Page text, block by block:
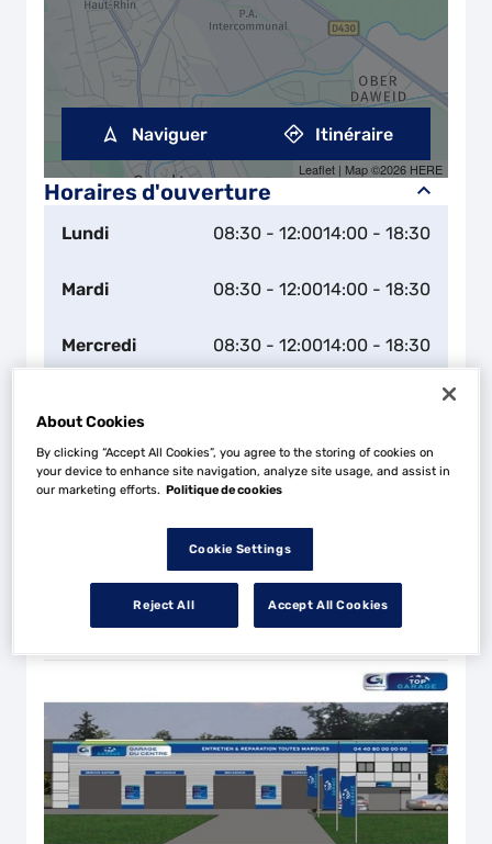
Horaires d'ouverture
Lundi 08:30 - 12:0014:00 - 18:30
Mardi 08:30 - 12:0014:00 - 18:30
Mercredi 08:30 - 12:0014:00 - 18:30
Vendredi 08:30 - 12:0014:00 - 18:30
Horaires exceptionnels à venir
Leaflet | Map ©2026 HERE
Naviguer Itinéraire
About Cookies
By clicking “Accept All Cookies”, you agree to the storing of cookies on
your device to enhance site navigation, analyze site usage, and assist in
our marketing efforts. Politique de cookies
Cookie Settings
Reject All Accept All Cookies